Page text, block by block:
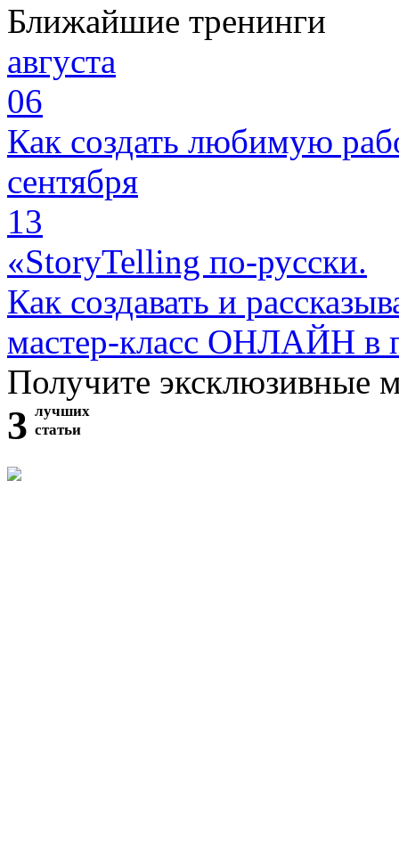
Ближайшие тренинги
августа
06
Как создать любимую
сентября
13
«StoryTelling по-русски.
Как создавать и
мастер-класс ОНЛАЙН в
Получите эксклюзивные
3 лучших
статьи